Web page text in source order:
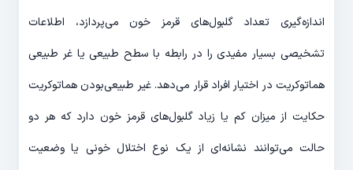
اندازه‌گیری تعداد گلبول‌های قرمز خون می‌پردازد، اطلاعات
تشخیصی بسیار مفیدی را در رابطه با سطح طبیعی یا غر طبیعی
هماتوکریت در اختیار افراد قرار می‌دهد. غیر طبیعی‌بودن هماتوکریت
حکایت از میزان کم یا زیاد گلبول‌های قرمز خون دارد که هر دو
حالت می‌توانند نشانه‌ای از یک نوع اختلال خونی یا وضعیت